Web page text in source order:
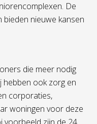
De
nieuwe kansen
die meer nodig
hebben ook zorg en
corporaties,
woningen voor deze